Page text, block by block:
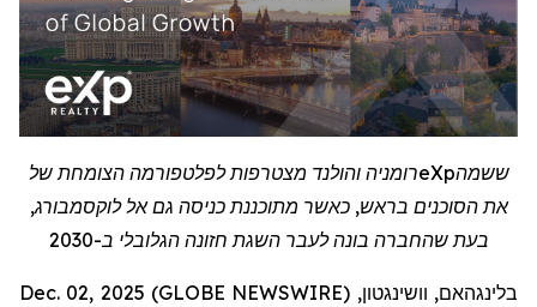
רומניה והולנד מצטרפות לפלטפורמה הצומחת שלeXpששמה
את הסוכנים בראש, כאשר מתוכננת כניסה גם אל לוקסמבורג,
בעת שהחברה בונה לעבר השגת חזונה הגלובלי ב-2030
בלינגהאם, וושינגטון, Dec. 02, 2025 (GLOBE NEWSWIRE)